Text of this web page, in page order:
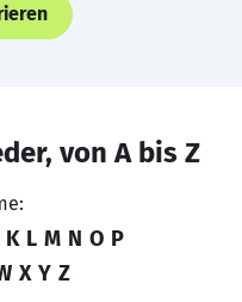
von A bis Z
K L M N O P
X Y Z